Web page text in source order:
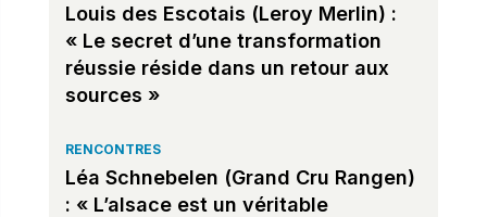
Louis des Escotais (Leroy Merlin) :
« Le secret d’une transformation
réussie réside dans un retour aux
sources »
RENCONTRES
Léa Schnebelen (Grand Cru Rangen)
: « L’alsace est un véritable